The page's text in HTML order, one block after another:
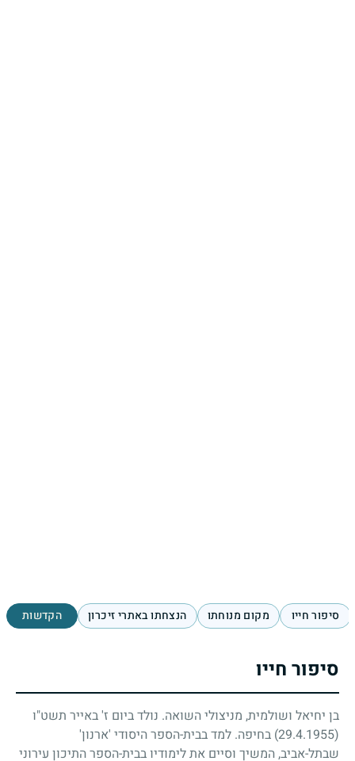
סיפור חייו מקום מנוחתו הנצחתו באתרי זיכרון הקדשות
סיפור חייו
בן יחיאל ושולמית, מניצולי השואה. נולד ביום ז' באייר תשט"ו
(29.4.1955)
בחיפה. למד בבית-הספר היסודי 'ארנון'
שבתל-אביב, המשיך וסיים את לימודיו בבית-הספר התיכון עירוני